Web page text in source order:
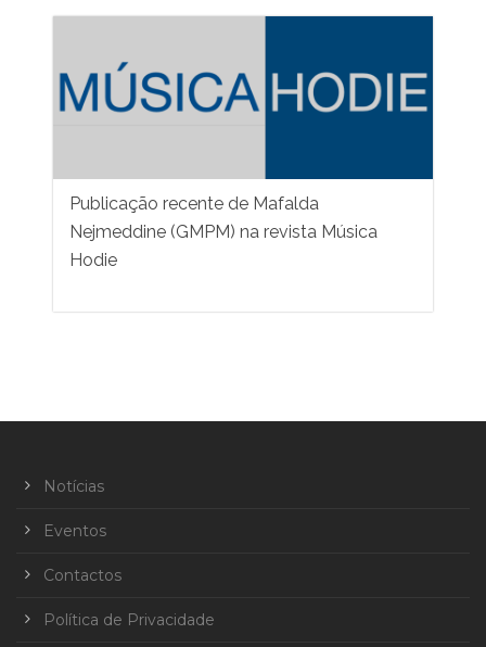
Publicação recente de Mafalda
Nejmeddine (GMPM) na revista Música
Hodie
Notícias
Eventos
Contactos
Política de Privacidade